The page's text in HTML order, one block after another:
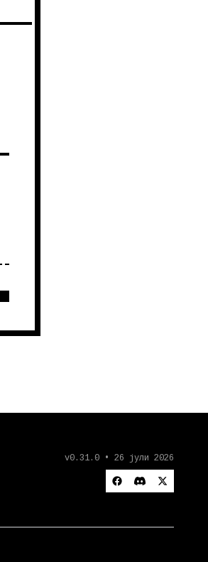
v0.31.0 • 26 јули 2026